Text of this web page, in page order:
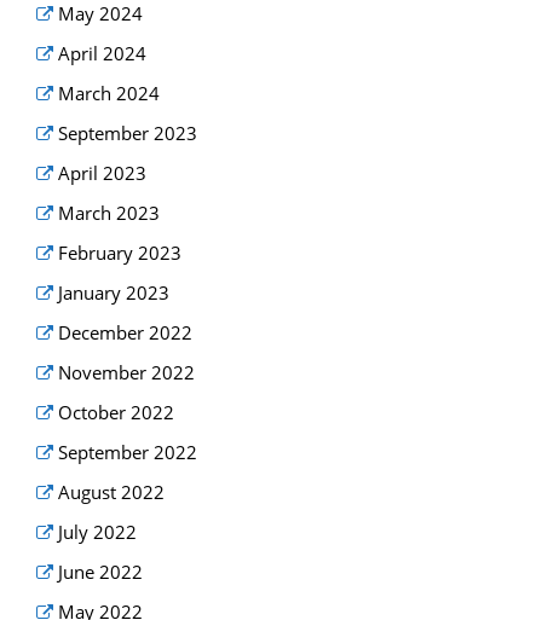
May 2024
April 2024
March 2024
September 2023
April 2023
March 2023
February 2023
January 2023
December 2022
November 2022
October 2022
September 2022
August 2022
July 2022
June 2022
May 2022